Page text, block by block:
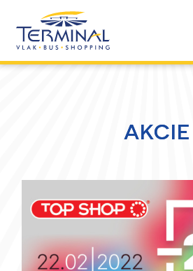
AKCIE